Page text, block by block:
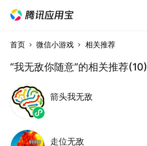
首页 微信小游戏 相关推荐
“我无敌你随意”的相关推荐(10)
箭头我无敌
走位无敌